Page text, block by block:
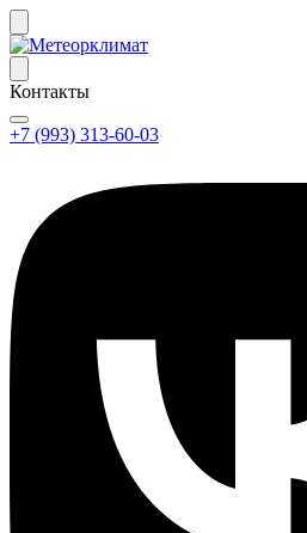
Контакты
+7 (993) 313-60-03